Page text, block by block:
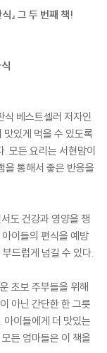
』 그 두 번째 책!
식 베스트셀러 저자인
있게 먹을 수 있도록
모든 요리는 서현맘이
을 통해서 좋은 반응을
도 건강과 영양을 챙
이들의 편식을 예방
드럽게 넘길 수 있다.
초보 주부들을 위해
아닌 간단한 한 그릇
아이들에게 더 맛있는
든 엄마들은 이 책을